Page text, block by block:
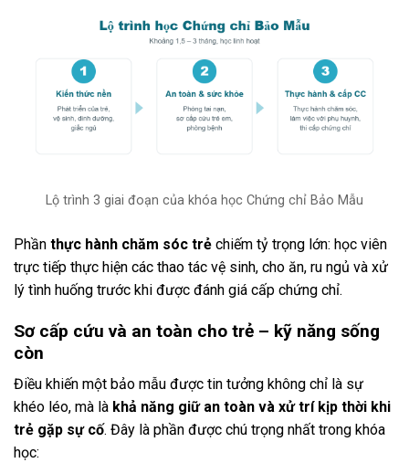
Lộ trình 3 giai đoạn của khóa học Chứng chỉ Bảo Mẫu
Phần thực hành chăm sóc trẻ chiếm tỷ trọng lớn: học viên
trực tiếp thực hiện các thao tác vệ sinh, cho ăn, ru ngủ và xử
lý tình huống trước khi được đánh giá cấp chứng chỉ.
Sơ cấp cứu và an toàn cho trẻ – kỹ năng sống
còn
Điều khiến một bảo mẫu được tin tưởng không chỉ là sự
khéo léo, mà là khả năng giữ an toàn và xử trí kịp thời khi
trẻ gặp sự cố. Đây là phần được chú trọng nhất trong khóa
học: